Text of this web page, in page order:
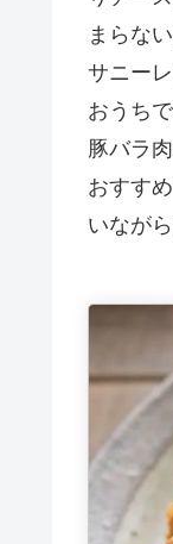
まらな
サニー
おうち
豚バラ
おすす
いなが